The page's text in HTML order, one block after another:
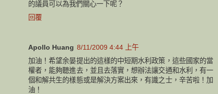
的議員可以為我們關心一下呢？
回覆
Apollo Huang 8/11/2009 4:44 上午
加油！希望余晏提出的這樣的中短期水利政策，這些國家的當
權者，能夠聽進去，並且去落實，想辦法讓交通和水利，有一
個和解共生的樣態或是解決方案出來，有識之士，辛苦啦！加
油！